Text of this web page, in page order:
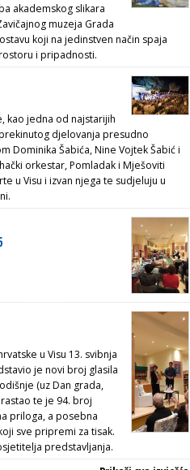
akademskog slikara
muzeja Grada
koji na jedinstven način spaja
i pripadnosti.
kao jedna od najstarijih
djelovanja presudno
Dominika Šabića, Nine Vojtek Šabić i
orkestar, Pomladak i Mješoviti
u Visu i izvan njega te sudjeluju u
u Visu 13. svibnja
je novi broj glasila
(uz Dan grada,
te je 94. broj
priloga, a posebna
sve pripremi za tisak.
predstavljanja.